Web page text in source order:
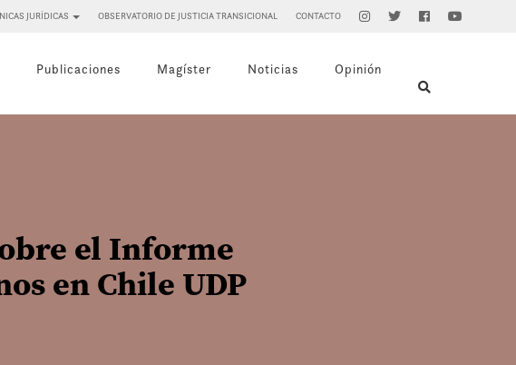
JURÍDICAS OBSERVATORIO DE JUSTICIA TRANSICIONAL CONTACTO
Publicaciones Magíster Noticias Opinión
el Informe
en Chile UDP